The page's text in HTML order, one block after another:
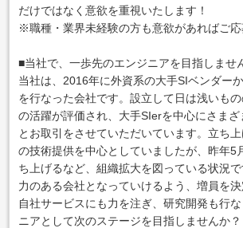
だけではなく意欲を重視いたします！
※職種・業界未経験の方も意欲があればご応
■当社で、一歩先のエンジニアを目指しませ
当社は、2016年に外資系の大手SIベンダー
を行なった会社です。設立して日は浅いも
の活躍が評価され、大手SIerを中心にさまざ
とお取引をさせていただいています。立ち
の技術提供を中心としていましたが、昨年5
ち上げるなど、組織拡大を図っている状況
力のある会社となっていけるよう、増員を決
自社サービスにも力を注ぎ、研究開発も行
ニアとして次のステージを目指しませんか？